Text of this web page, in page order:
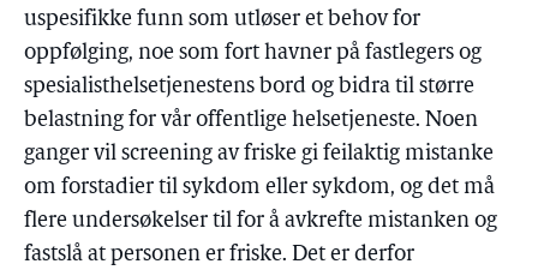
uspesifikke funn som utløser et behov for
oppfølging, noe som fort havner på fastlegers og
spesialisthelsetjenestens bord og bidra til større
belastning for vår offentlige helsetjeneste. Noen
ganger vil screening av friske gi feilaktig mistanke
om forstadier til sykdom eller sykdom, og det må
flere undersøkelser til for å avkrefte mistanken og
fastslå at personen er friske. Det er derfor